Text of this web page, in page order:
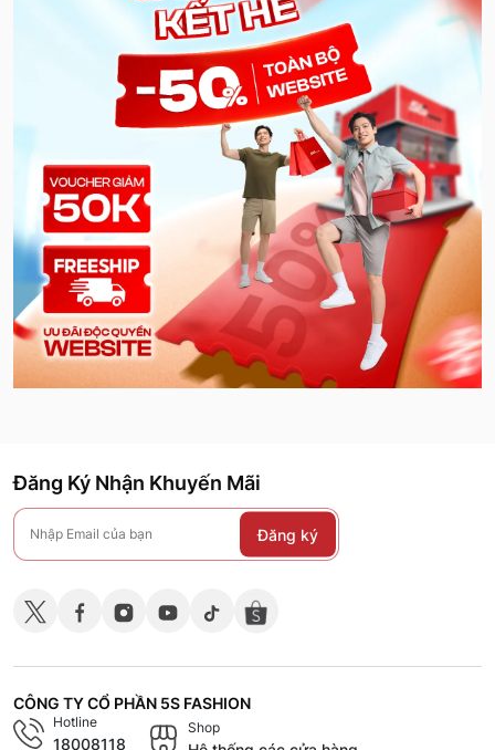
Đăng Ký Nhận Khuyến Mãi
Đăng ký
CÔNG TY CỔ PHẦN 5S FASHION
Hotline
18008118
Shop